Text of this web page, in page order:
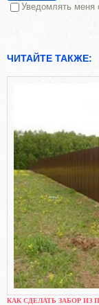
Уведомлять меня
ЧИТАЙТЕ ТАКЖЕ:
КАК СДЕЛАТЬ ЗАБОР ИЗ